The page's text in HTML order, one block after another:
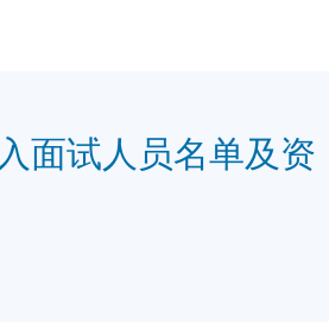
面试人员名单及资